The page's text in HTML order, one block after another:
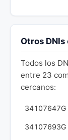
Otros
Todos los
entre 23
cercanos:
34107647G
34107693G